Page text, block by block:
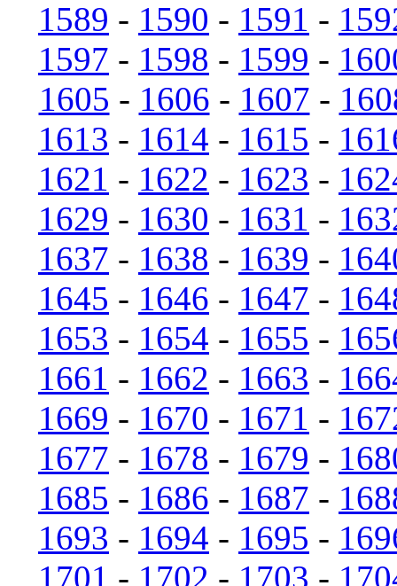
1589 - 1590 - 1591 -
1597 - 1598 - 1599 -
1605 - 1606 - 1607 -
1613 - 1614 - 1615 -
1621 - 1622 - 1623 -
1629 - 1630 - 1631 -
1637 - 1638 - 1639 -
1645 - 1646 - 1647 -
1653 - 1654 - 1655 -
1661 - 1662 - 1663 -
1669 - 1670 - 1671 -
1677 - 1678 - 1679 -
1685 - 1686 - 1687 -
1693 - 1694 - 1695 -
1701 - 1702 - 1703 -